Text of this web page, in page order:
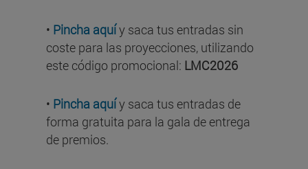
• Pincha aquíy saca tus entradas sin
coste para las proyecciones, utilizando
este código promocional: LMC2026
• Pincha aquíy saca tus entradas de
forma gratuita para la gala de entrega
de premios.